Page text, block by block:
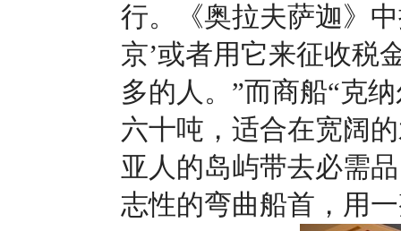
行。《奥拉夫萨迦》
京’或者用它来征收税
多的人。”而商船“克
六十吨，适合在宽阔
亚人的岛屿带去必需
志性的弯曲船首，用